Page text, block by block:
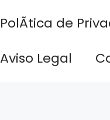
PolÃ­tica de
Aviso Legal